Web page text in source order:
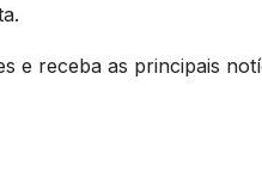
e receba as principais